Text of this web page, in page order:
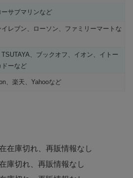
ーサブマリンなど
イレブン、ローソン、ファミリーマートな
、ブックオフ、イオン、イトー
ドーなど
、楽天、Yahooなど
在在庫切れ、再販情報なし
庫切れ、再販情報なし